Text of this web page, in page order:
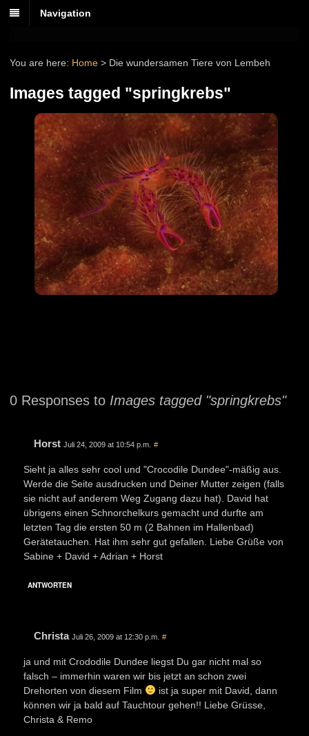
Navigation
You are here: Home > Die wundersamen Tiere von Lembeh
Images tagged "springkrebs"
0 Responses to Images tagged "springkrebs"
Horst Juli 24, 2009 at 10:54 p.m. #
Sieht ja alles sehr cool und "Crocodile Dundee"-mäßig aus.
Werde die Seite ausdrucken und Deiner Mutter zeigen (falls
sie nicht auf anderem Weg Zugang dazu hat). David hat
übrigens einen Schnorchelkurs gemacht und durfte am
letzten Tag die ersten 50 m (2 Bahnen im Hallenbad)
Gerätetauchen. Hat ihm sehr gut gefallen. Liebe Grüße von
Sabine + David + Adrian + Horst
ANTWORTEN
Christa Juli 26, 2009 at 12:30 p.m. #
ja und mit Crododile Dundee liegst Du gar nicht mal so
falsch – immerhin waren wir bis jetzt an schon zwei
Drehorten von diesem Film
ist ja super mit David, dann
können wir ja bald auf Tauchtour gehen!! Liebe Grüsse,
Christa & Remo